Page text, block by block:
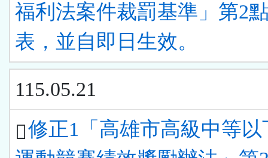
福利法案件裁罰基準」第2
表，並自即日生效。
115.05.21
修正1「高雄市高級中等以